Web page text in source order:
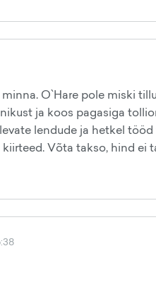
O`Hare pole miski
ja koos pagasiga
lendude ja hetkel
Võta takso, hind ei